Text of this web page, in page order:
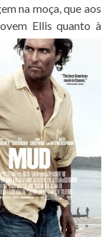
na moça, que aos
Ellis quanto à